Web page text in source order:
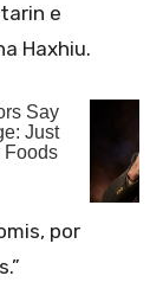
e
Haxhiu.
por